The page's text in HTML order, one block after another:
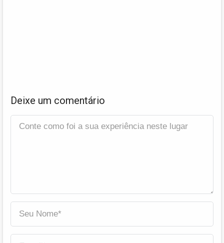
Deixe um comentário